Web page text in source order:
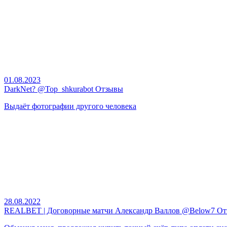
01.08.2023
DarkNet? @Top_shkurabot Отзывы
Выдаёт фотографии другого человека
28.08.2022
REALBET | Договорные матчи Александр Валлов @Below7